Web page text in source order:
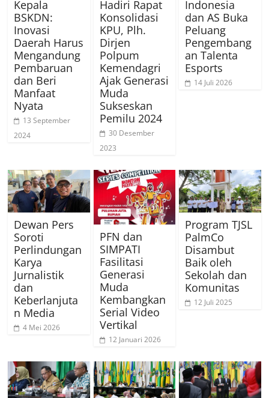
Kepala
BSKDN:
Inovasi
Daerah Harus
Mengandung
Pembaruan
dan Beri
Manfaat
Nyata
13 September
2024
Hadiri Rapat
Konsolidasi
KPU, Plh.
Dirjen
Polpum
Kemendagri
Ajak Generasi
Muda
Sukseskan
Pemilu 2024
30 Desember
2023
Indonesia
dan AS Buka
Peluang
Pengembang
an Talenta
Esports
14 Juli 2026
Dewan Pers
Soroti
Perlindungan
Karya
Jurnalistik
dan
Keberlanjuta
n Media
4 Mei 2026
PFN dan
SIMPATI
Fasilitasi
Generasi
Muda
Kembangkan
Serial Video
Vertikal
12 Januari 2026
Program TJSL
PalmCo
Disambut
Baik oleh
Sekolah dan
Komunitas
12 Juli 2025